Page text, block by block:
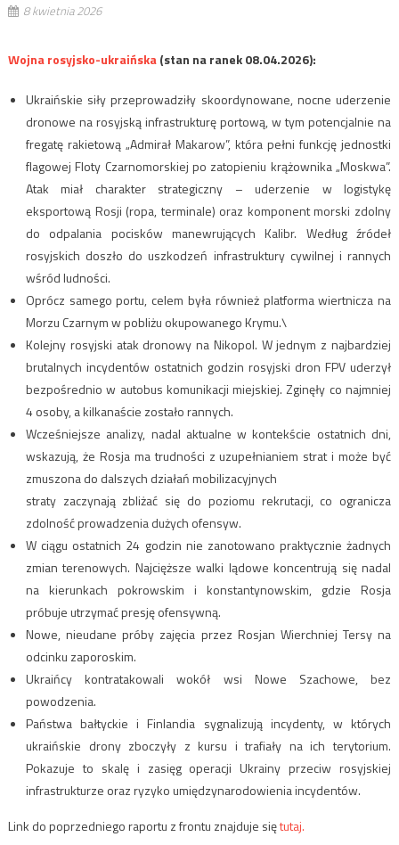
8 kwietnia 2026
Wojna rosyjsko-ukraińska(stan na ranek 08.04.2026):
Ukraińskie siły przeprowadziły skoordynowane, nocne uderzenie
dronowe na rosyjską infrastrukturę portową, w tym potencjalnie na
fregatę rakietową „Admirał Makarow”, która pełni funkcję jednostki
flagowej Floty Czarnomorskiej po zatopieniu krążownika „Moskwa”.
Atak miał charakter strategiczny – uderzenie w logistykę
eksportową Rosji (ropa, terminale) oraz komponent morski zdolny
do odpalania pocisków manewrujących Kalibr. Według źródeł
rosyjskich doszło do uszkodzeń infrastruktury cywilnej i rannych
wśród ludności.
Oprócz samego portu, celem była również platforma wiertnicza na
Morzu Czarnym w pobliżu okupowanego Krymu.\
Kolejny rosyjski atak dronowy na Nikopol. W jednym z najbardziej
brutalnych incydentów ostatnich godzin rosyjski dron FPV uderzył
bezpośrednio w autobus komunikacji miejskiej. Zginęły co najmniej
4 osoby, a kilkanaście zostało rannych.
Wcześniejsze analizy, nadal aktualne w kontekście ostatnich dni,
wskazują, że Rosja ma trudności z uzupełnianiem strat i może być
zmuszona do dalszych działań mobilizacyjnych
straty zaczynają zbliżać się do poziomu rekrutacji, co ogranicza
zdolność prowadzenia dużych ofensyw.
W ciągu ostatnich 24 godzin nie zanotowano praktycznie żadnych
zmian terenowych. Najcięższe walki lądowe koncentrują się nadal
na kierunkach pokrowskim i konstantynowskim, gdzie Rosja
próbuje utrzymać presję ofensywną.
Nowe, nieudane próby zajęcia przez Rosjan Wierchniej Tersy na
odcinku zaporoskim.
Ukraińcy kontratakowali wokół wsi Nowe Szachowe, bez
powodzenia.
Państwa bałtyckie i Finlandia sygnalizują incydenty, w których
ukraińskie drony zboczyły z kursu i trafiały na ich terytorium.
Pokazuje to skalę i zasięg operacji Ukrainy przeciw rosyjskiej
infrastrukturze oraz ryzyko umiędzynarodowienia incydentów.
Link do poprzedniego raportu z frontu znajduje siętutaj.